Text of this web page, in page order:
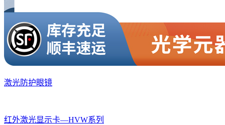
激光防护眼镜
红外激光显示卡—HVW系列